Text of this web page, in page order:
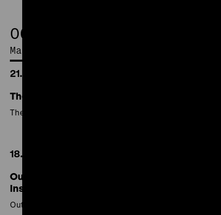
06.
May 2017
21.00 Uhr
The Duellists / Die Duellisten
The Duellists / Die Duellisten
18.30 Uhr
Outcast of the Islands / Der Verdammte der
Inseln
Outcast of the Islands / Der Verdammte der Inseln